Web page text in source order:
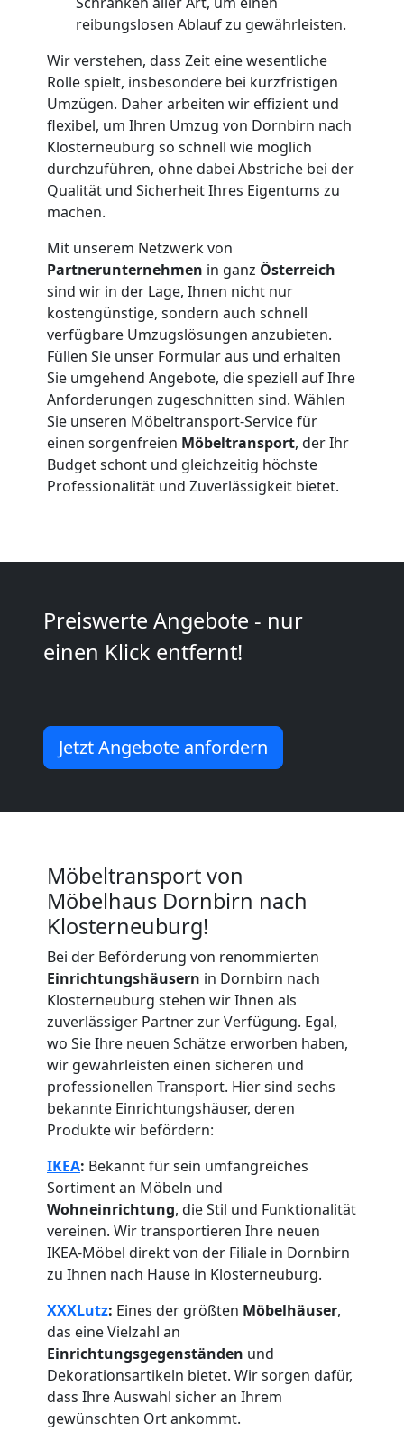
reibungslosen Ablauf zu gewährleisten.
Wir verstehen, dass Zeit eine wesentliche
Rolle spielt, insbesondere bei kurzfristigen
Umzügen. Daher arbeiten wir effizient und
flexibel, um Ihren Umzug von Dornbirn nach
Klosterneuburg so schnell wie möglich
durchzuführen, ohne dabei Abstriche bei der
Qualität und Sicherheit Ihres Eigentums zu
machen.
Mit unserem Netzwerk von
Partnerunternehmen in ganz Österreich
sind wir in der Lage, Ihnen nicht nur
kostengünstige, sondern auch schnell
verfügbare Umzugslösungen anzubieten.
Füllen Sie unser Formular aus und erhalten
Sie umgehend Angebote, die speziell auf Ihre
Anforderungen zugeschnitten sind. Wählen
Sie unseren Möbeltransport-Service für
einen sorgenfreien Möbeltransport, der Ihr
Budget schont und gleichzeitig höchste
Professionalität und Zuverlässigkeit bietet.
Preiswerte Angebote - nur
einen Klick entfernt!
Jetzt Angebote anfordern
Möbeltransport von
Möbelhaus Dornbirn nach
Klosterneuburg!
Bei der Beförderung von renommierten
Einrichtungshäusern in Dornbirn nach
Klosterneuburg stehen wir Ihnen als
zuverlässiger Partner zur Verfügung. Egal,
wo Sie Ihre neuen Schätze erworben haben,
wir gewährleisten einen sicheren und
professionellen Transport. Hier sind sechs
bekannte Einrichtungshäuser, deren
Produkte wir befördern:
IKEA: Bekannt für sein umfangreiches
Sortiment an Möbeln und
Wohneinrichtung, die Stil und Funktionalität
vereinen. Wir transportieren Ihre neuen
IKEA-Möbel direkt von der Filiale in Dornbirn
zu Ihnen nach Hause in Klosterneuburg.
XXXLutz: Eines der größten Möbelhäuser,
das eine Vielzahl an
Einrichtungsgegenständen und
Dekorationsartikeln bietet. Wir sorgen dafür,
dass Ihre Auswahl sicher an Ihrem
gewünschten Ort ankommt.
Möbeltransport
National
Möbeltransport
International
Beiladung
National
Beiladung
International
Umzug
Nationaler
Umzug